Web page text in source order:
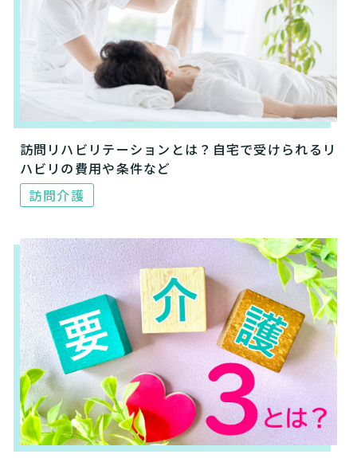
訪問リハビリテーションとは？自宅で受けられるリ
ハビリの費用や条件など
訪問介護